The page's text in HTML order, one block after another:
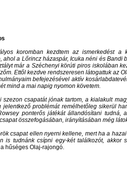
koromban kezdtem az ismerkedést a
ahol a Lőrincz házaspár, Icuka néni és Bandi
már a Széchenyi körúti piros iskolában
Ettől kezdve rendszeresen látogattuk az
befejezésével aktív
mind a mai napig nyomon követem.
szezon csapatát jónak tartom, a kialakult
jelentkező problémát remélhetőleg sikerül
ponterős játékát állandósítani tudná,
összefogásában, irányításában még
csapat ellen nyerni kellene, mert ha a
is tudnánk csípni egy-két találkozót, akkor
hűséges Olaj-rajongó.